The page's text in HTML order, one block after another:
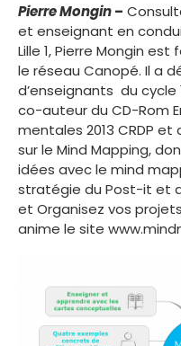
Pierre Mongin–
et enseignant en
Lille 1, Pierre Mongin
le réseau Canopé. Il a
d’enseignants du cycle
co-auteur du CD-Rom
mentales 2013 CRDP
sur le Mind Mapping,
idées avec le mind
stratégie du Post-it et
et Organisez vos
anime le site